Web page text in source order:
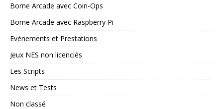
Borne Arcade avec Coin-Ops
Borne Arcade avec Raspberry Pi
Evènements et Prestations
Jeux NES non licenciés
Les Scripts
News et Tests
Non classé